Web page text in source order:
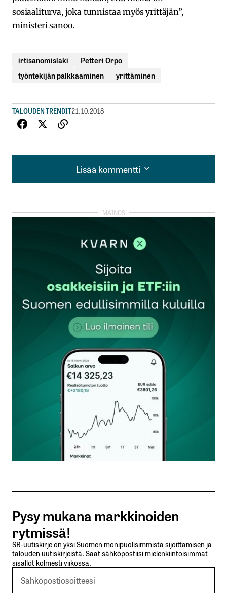
sosiaaliturva, joka tunnistaa myös yrittäjän”,
ministeri sanoo.
irtisanomislaki
Petteri Orpo
työntekijän palkkaaminen
yrittäminen
TALOUDEN TRENDIT21.10.2018
Lisää kommentti
Lisää kommentti
kirjautua
rekisteröityä
Sähköpostiosoitettasi ei julkaista.Pakolliset
kentät on merkitty*
Kommentti*
Nimesi tai nimimerkkisi
Sähköpostiosoitteesi
Tilaa SalkunRakentajan uutiskirje
Lähetä kommentti
Pysy mukana markkinoiden
rytmissä!
SR-uutiskirje on yksi Suomen monipuolisimmista sijoittamisen ja
talouden uutiskirjeistä. Saat sähköpostiisi mielenkiintoisimmat
sisällöt kolmesti viikossa.